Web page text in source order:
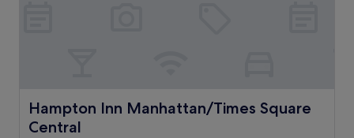
Hampton Inn Manhattan/Times Square
Central
Hampton Inn Manhattan/Times Square Central